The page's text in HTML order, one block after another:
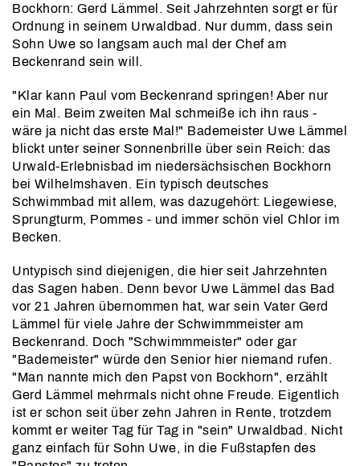
Bockhorn: Gerd Lämmel. Seit Jahrzehnten sorgt er für
Ordnung in seinem Urwaldbad. Nur dumm, dass sein
Sohn Uwe so langsam auch mal der Chef am
Beckenrand sein will.
"Klar kann Paul vom Beckenrand springen! Aber nur
ein Mal. Beim zweiten Mal schmeiße ich ihn raus -
wäre ja nicht das erste Mal!" Bademeister Uwe Lämmel
blickt unter seiner Sonnenbrille über sein Reich: das
Urwald-Erlebnisbad im niedersächsischen Bockhorn
bei Wilhelmshaven. Ein typisch deutsches
Schwimmbad mit allem, was dazugehört: Liegewiese,
Sprungturm, Pommes - und immer schön viel Chlor im
Becken.
Untypisch sind diejenigen, die hier seit Jahrzehnten
das Sagen haben. Denn bevor Uwe Lämmel das Bad
vor 21 Jahren übernommen hat, war sein Vater Gerd
Lämmel für viele Jahre der Schwimmmeister am
Beckenrand. Doch "Schwimmmeister" oder gar
"Bademeister" würde den Senior hier niemand rufen.
"Man nannte mich den Papst von Bockhorn", erzählt
Gerd Lämmel mehrmals nicht ohne Freude. Eigentlich
ist er schon seit über zehn Jahren in Rente, trotzdem
kommt er weiter Tag für Tag in "sein" Urwaldbad. Nicht
ganz einfach für Sohn Uwe, in die Fußstapfen des